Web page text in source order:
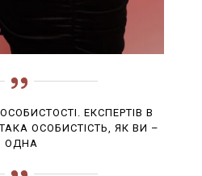
ЕКСПЕРТІВ В
ОСОБИСТІСТЬ, ЯК ВИ –
ОДНА